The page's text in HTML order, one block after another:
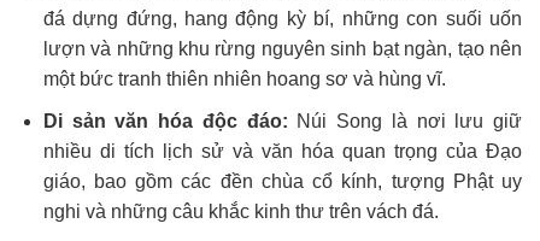
đá dựng đứng, hang động kỳ bí, những con suối uốn
lượn và những khu rừng nguyên sinh bạt ngàn, tạo nên
một bức tranh thiên nhiên hoang sơ và hùng vĩ.
Di sản văn hóa độc đáo: Núi Song là nơi lưu giữ
nhiều di tích lịch sử và văn hóa quan trọng của Đạo
giáo, bao gồm các đền chùa cổ kính, tượng Phật uy
nghi và những câu khắc kinh thư trên vách đá.